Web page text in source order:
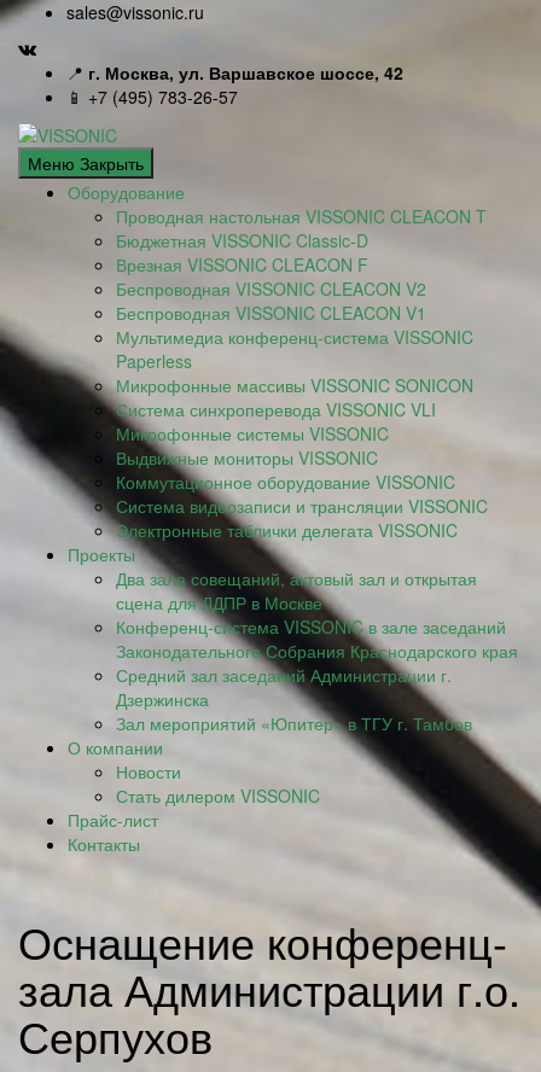
sales@vissonic.ru
📍 г. Москва, ул. Варшавское шоссе, 42
📱 +7 (495) 783-26-57
Меню Закрыть
Оборудование
Проводная настольная VISSONIC CLEACON T
Бюджетная VISSONIC Classic-D
Врезная VISSONIC CLEACON F
Беспроводная VISSONIC CLEACON V2
Беспроводная VISSONIC CLEACON V1
Мультимедиа конференц-система VISSONIC
Paperless
Микрофонные массивы VISSONIC SONICON
Система синхроперевода VISSONIC VLI
Микрофонные системы VISSONIC
Выдвижные мониторы VISSONIC
Коммутационное оборудование VISSONIC
Система видеозаписи и трансляции VISSONIC
Электронные таблички делегата VISSONIC
Проекты
Два зала совещаний, актовый зал и открытая
сцена для ЛДПР в Москве
Конференц-система VISSONIC в зале заседаний
Законодательного Собрания Краснодарского края
Средний зал заседаний Администрации г.
Дзержинска
Зал мероприятий «Юпитер» в ТГУ г. Тамбов
О компании
Новости
Стать дилером VISSONIC
Прайс-лист
Контакты
Оснащение конференц-
зала Администрации г.о.
Серпухов